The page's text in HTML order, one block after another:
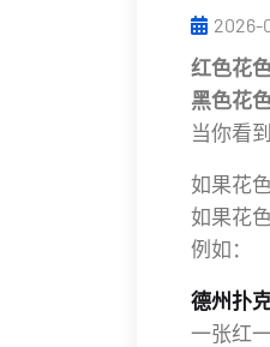
2026-
红色花
黑色花
当你看
如果花
如果花
例如：
德州扑
一张红